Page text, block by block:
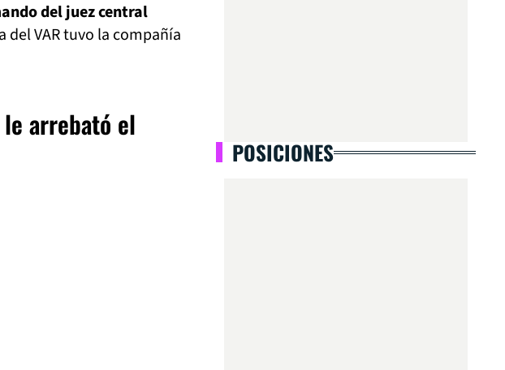
del juez central
del VAR tuvo la compañía
arrebató el
POSICIONES